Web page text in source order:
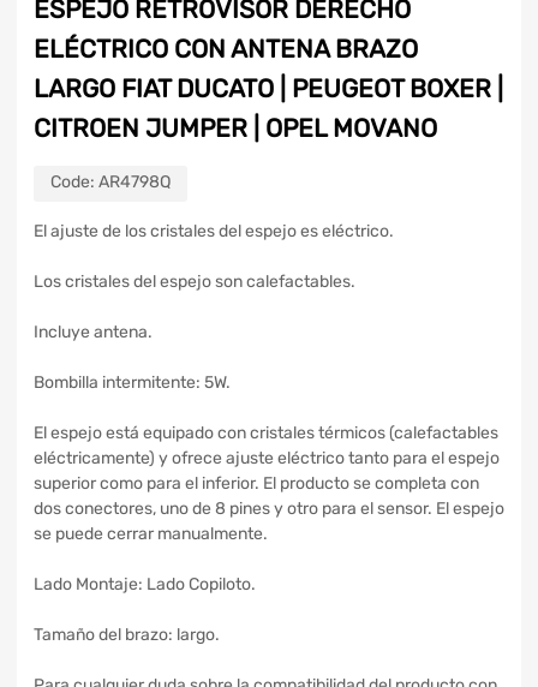
ESPEJO RETROVISOR DERECHO
ELÉCTRICO CON ANTENA BRAZO
LARGO FIAT DUCATO | PEUGEOT BOXER |
CITROEN JUMPER | OPEL MOVANO
Code: AR4798Q
El ajuste de los cristales del espejo es eléctrico.
Los cristales del espejo son calefactables.
Incluye antena.
Bombilla intermitente: 5W.
El espejo está equipado con cristales térmicos (calefactables
eléctricamente) y ofrece ajuste eléctrico tanto para el espejo
superior como para el inferior. El producto se completa con
dos conectores, uno de 8 pines y otro para el sensor. El espejo
se puede cerrar manualmente.
Lado Montaje: Lado Copiloto.
Tamaño del brazo: largo.